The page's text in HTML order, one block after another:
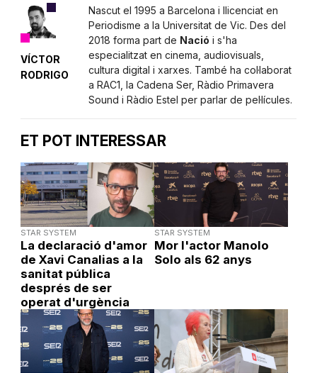
VÍCTOR
RODRIGO
Nascut el 1995 a Barcelona i llicenciat en
Periodisme a la Universitat de Vic. Des del
2018 forma part de Nació i s'ha
especialitzat en cinema, audiovisuals,
cultura digital i xarxes. També ha col·laborat
a RAC1, la Cadena Ser, Ràdio Primavera
Sound i Ràdio Estel per parlar de pel·lícules.
ET POT INTERESSAR
STAR SYSTEM
La declaració d'amor
de Xavi Canalias a la
sanitat pública
després de ser
operat d'urgència
STAR SYSTEM
Mor l'actor Manolo
Solo als 62 anys